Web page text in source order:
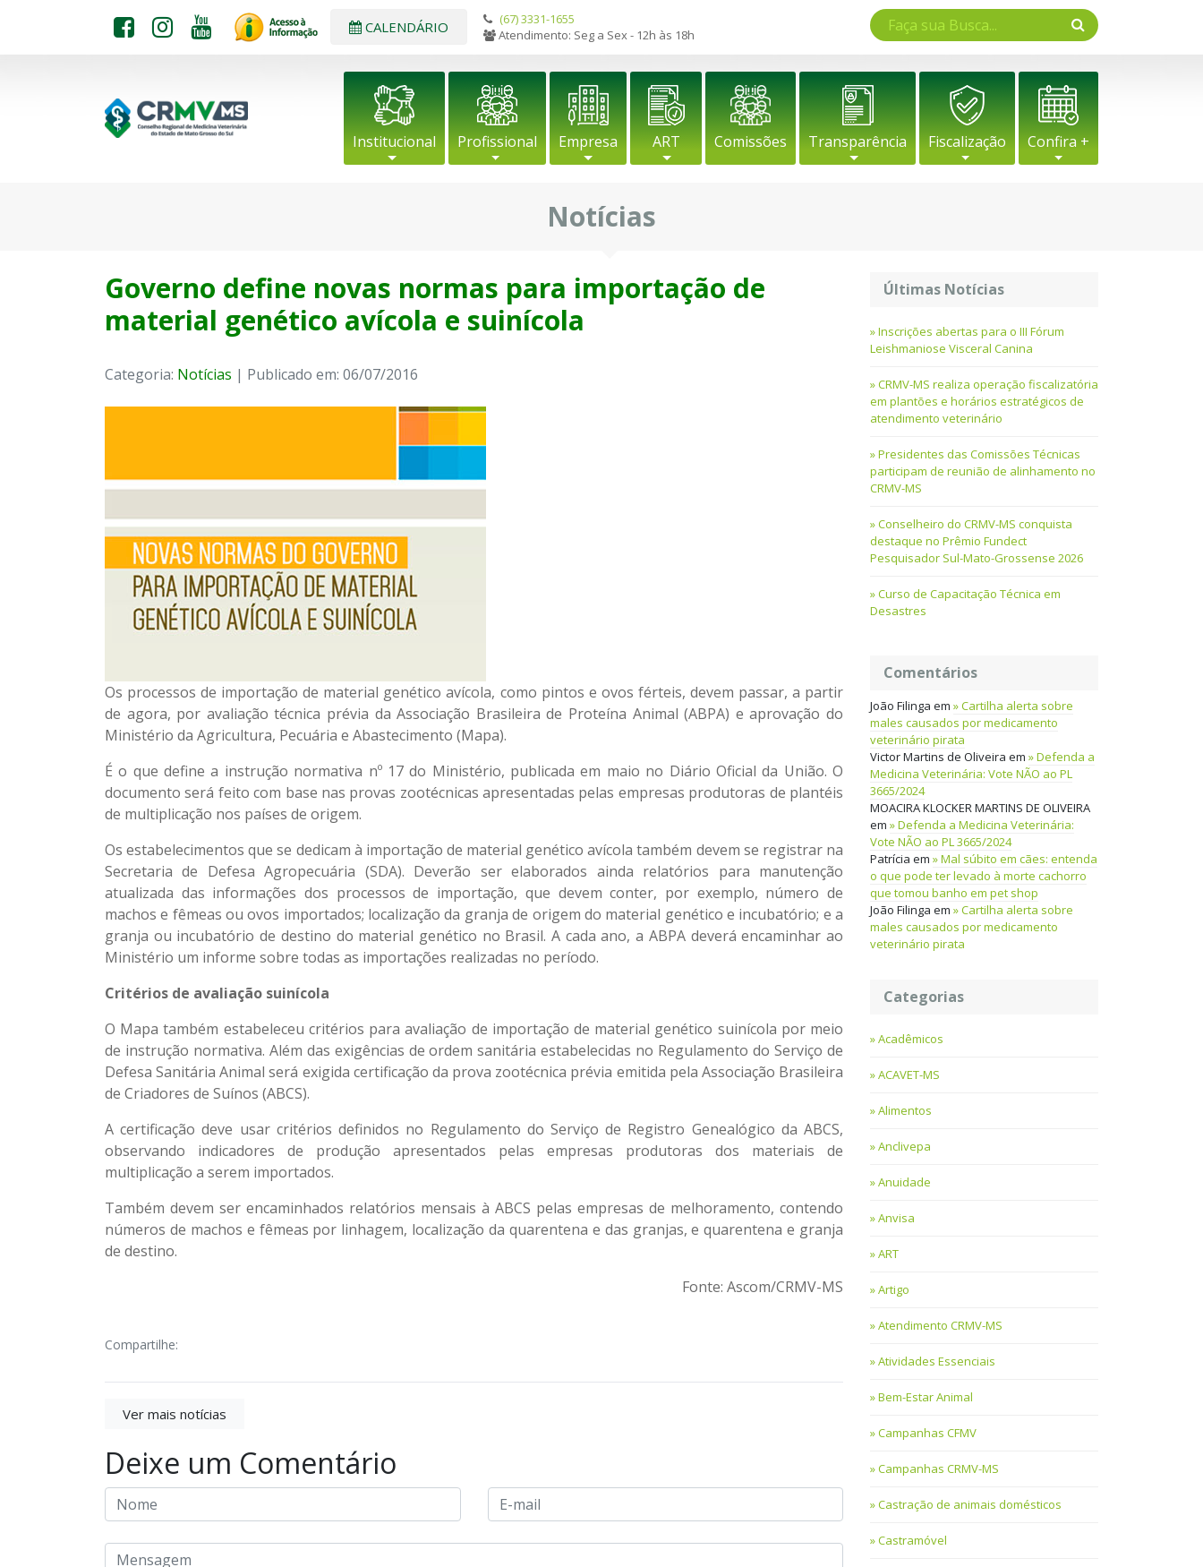
CALENDÁRIO
(67) 3331-1655
Atendimento: Seg a Sex - 12h às 18h
Institucional Profissional Empresa ART Comissões Transparência Fiscalização Confira +
Notícias
Governo define novas normas para importação de
material genético avícola e suinícola
Categoria: Notícias | Publicado em: 06/07/2016
Os processos de importação de material genético avícola, como pintos e ovos férteis, devem passar, a partir
de agora, por avaliação técnica prévia da Associação Brasileira de Proteína Animal (ABPA) e aprovação do
Ministério da Agricultura, Pecuária e Abastecimento (Mapa).
É o que define a instrução normativa nº 17 do Ministério, publicada em maio no Diário Oficial da União. O
documento será feito com base nas provas zootécnicas apresentadas pelas empresas produtoras de plantéis
de multiplicação nos países de origem.
Os estabelecimentos que se dedicam à importação de material genético avícola também devem se registrar na
Secretaria de Defesa Agropecuária (SDA). Deverão ser elaborados ainda relatórios para manutenção
atualizada das informações dos processos de importação, que devem conter, por exemplo, número de
machos e fêmeas ou ovos importados; localização da granja de origem do material genético e incubatório; e a
granja ou incubatório de destino do material genético no Brasil. A cada ano, a ABPA deverá encaminhar ao
Ministério um informe sobre todas as importações realizadas no período.
Critérios de avaliação suinícola
O Mapa também estabeleceu critérios para avaliação de importação de material genético suinícola por meio
de instrução normativa. Além das exigências de ordem sanitária estabelecidas no Regulamento do Serviço de
Defesa Sanitária Animal será exigida certificação da prova zootécnica prévia emitida pela Associação Brasileira
de Criadores de Suínos (ABCS).
A certificação deve usar critérios definidos no Regulamento do Serviço de Registro Genealógico da ABCS,
observando indicadores de produção apresentados pelas empresas produtoras dos materiais de
multiplicação a serem importados.
Também devem ser encaminhados relatórios mensais à ABCS pelas empresas de melhoramento, contendo
números de machos e fêmeas por linhagem, localização da quarentena e das granjas, e quarentena e granja
de destino.
Fonte: Ascom/CRMV-MS
Compartilhe:
Ver mais notícias
Deixe um Comentário
Últimas Notícias
Inscrições abertas para o III Fórum
Leishmaniose Visceral Canina
CRMV-MS realiza operação fiscalizatória
em plantões e horários estratégicos de
atendimento veterinário
Presidentes das Comissões Técnicas
participam de reunião de alinhamento no
CRMV-MS
Conselheiro do CRMV-MS conquista
destaque no Prêmio Fundect
Pesquisador Sul-Mato-Grossense 2026
Curso de Capacitação Técnica em
Desastres
Comentários
João Filinga em
Cartilha alerta sobre
males causados por medicamento
veterinário pirata
Victor Martins de Oliveira em
Defenda a
Medicina Veterinária: Vote NÃO ao PL
3665/2024
MOACIRA KLOCKER MARTINS DE OLIVEIRA
em
Defenda a Medicina Veterinária:
Vote NÃO ao PL 3665/2024
Patrícia em
Mal súbito em cães: entenda
o que pode ter levado à morte cachorro
que tomou banho em pet shop
João Filinga em
Cartilha alerta sobre
males causados por medicamento
veterinário pirata
Categorias
Acadêmicos
ACAVET-MS
Alimentos
Anclivepa
Anuidade
Anvisa
ART
Artigo
Atendimento CRMV-MS
Atividades Essenciais
Bem-Estar Animal
Campanhas CFMV
Campanhas CRMV-MS
Castração de animais domésticos
Castramóvel